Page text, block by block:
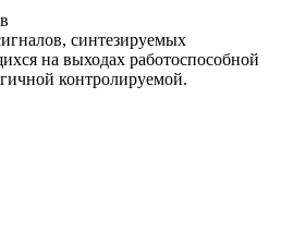
синтезируемых
на выходах работоспособной
контролируемой.